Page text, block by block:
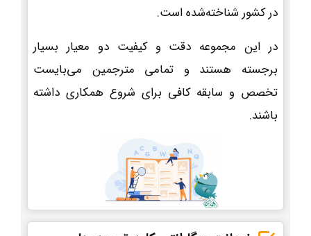
در کشور شناخته‌شده است.
در این مجموعه دقت و کیفیت دو معیار بسیار
برجسته هستند و تمامی مترجمین می‌بایست
تخصص و سابقه کافی برای شروع همکاری داشته
باشند.